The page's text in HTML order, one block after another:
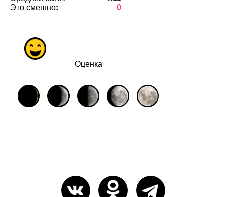
Это смешно:
0
Оценка